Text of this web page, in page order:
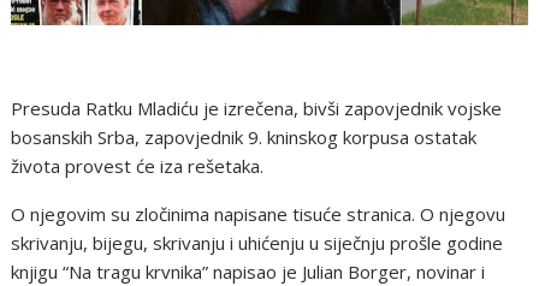
Presuda Ratku Mladiću je izrečena, bivši zapovjednik vojske
bosanskih Srba, zapovjednik 9. kninskog korpusa ostatak
života provest će iza rešetaka.
O njegovim su zločinima napisane tisuće stranica. O njegovu
skrivanju, bijegu, skrivanju i uhićenju u siječnju prošle godine
knjigu “Na tragu krvnika” napisao je Julian Borger, novinar i